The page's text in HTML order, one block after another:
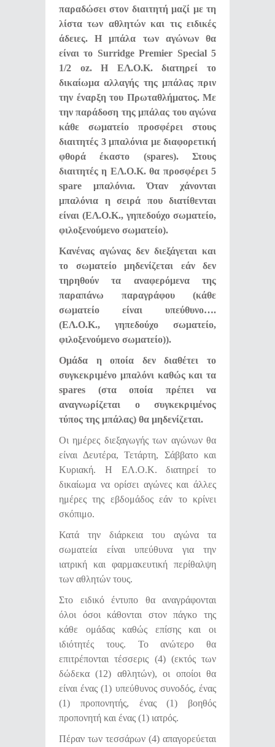
παραδώσει στον διαιτητή μαζί με τη
λίστα των αθλητών και τις ειδικές
άδειες. Η μπάλα των αγώνων θα
είναι το Surridge Premier Special 5
1/2 oz. Η ΕΛ.Ο.Κ. διατηρεί το
δικαίωμα αλλαγής της μπάλας πριν
την έναρξη του Πρωταθλήματος. Με
την παράδοση της μπάλας του αγώνα
κάθε σωματείο προσφέρει στους
διαιτητές 3 μπαλόνια με διαφορετική
φθορά έκαστο (spares). Στους
διαιτητές η ΕΛ.Ο.Κ. θα προσφέρει 5
spare μπαλόνια. Όταν χάνονται
μπαλόνια η σειρά που διατίθενται
είναι (ΕΛ.Ο.Κ., γηπεδούχο σωματείο,
φιλοξενούμενο σωματείο).
Κανένας αγώνας δεν διεξάγεται και
το σωματείο μηδενίζεται εάν δεν
τηρηθούν τα αναφερόμενα της
παραπάνω παραγράφου (κάθε
σωματείο είναι υπεύθυνο….
(ΕΛ.Ο.Κ., γηπεδούχο σωματείο,
φιλοξενούμενο σωματείο)).
Ομάδα η οποία δεν διαθέτει το
συγκεκριμένο μπαλόνι καθώς και τα
spares (στα οποία πρέπει να
αναγνωρίζεται ο συγκεκριμένος
τύπος της μπάλας) θα μηδενίζεται.
Οι ημέρες διεξαγωγής των αγώνων θα
είναι Δευτέρα, Τετάρτη, Σάββατο και
Κυριακή. Η ΕΛ.Ο.Κ. διατηρεί το
δικαίωμα να ορίσει αγώνες και άλλες
ημέρες της εβδομάδος εάν το κρίνει
σκόπιμο.
Κατά την διάρκεια του αγώνα τα
σωματεία είναι υπεύθυνα για την
ιατρική και φαρμακευτική περίθαλψη
των αθλητών τους.
Στο ειδικό έντυπο θα αναγράφονται
όλοι όσοι κάθονται στον πάγκο της
κάθε ομάδας καθώς επίσης και οι
ιδιότητές τους. Το ανώτερο θα
επιτρέπονται τέσσερις (4) (εκτός των
δώδεκα (12) αθλητών), οι οποίοι θα
είναι ένας (1) υπεύθυνος συνοδός, ένας
(1) προπονητής, ένας (1) βοηθός
προπονητή και ένας (1) ιατρός.
Πέραν των τεσσάρων (4) απαγορεύεται